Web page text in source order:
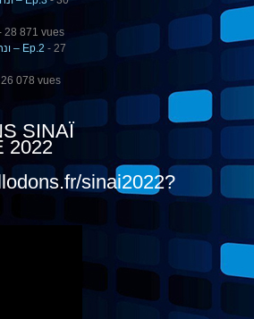
28 871 vues
MAAMAR: ‘ונחה עליו רוח הוי – Ep.2 - 27
078 vues
SINAÏ
2022
sinai2022?